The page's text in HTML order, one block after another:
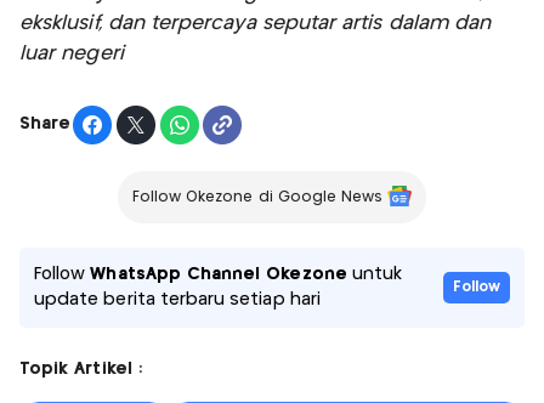
eksklusif, dan terpercaya seputar artis dalam dan
luar negeri
Share
Follow Okezone di Google News
FollowWhatsApp Channel Okezone untuk
update berita terbaru setiap hari
Follow
Topik Artikel :